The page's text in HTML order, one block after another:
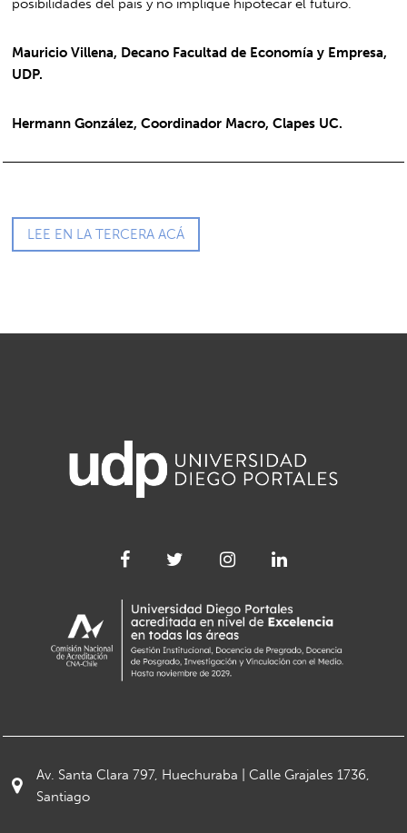
Mauricio Villena, Decano Facultad de Economía y Empresa,
UDP.
Hermann González,Coordinador Macro, Clapes UC.
LEE EN LA TERCERA ACÁ
Av. Santa Clara 797, Huechuraba | Calle Grajales 1736,
Santiago